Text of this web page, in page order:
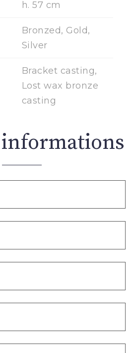
h. 57 cm
Bronzed, Gold,
Silver
Bracket casting,
Lost wax bronze
casting